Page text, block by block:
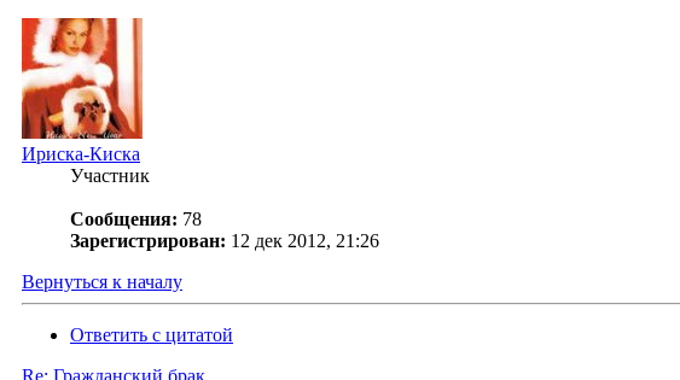
Ириска-Киска
Участник
Сообщения: 78
Зарегистрирован: 12 дек 2012, 21:26
Вернуться к началу
Ответить с цитатой